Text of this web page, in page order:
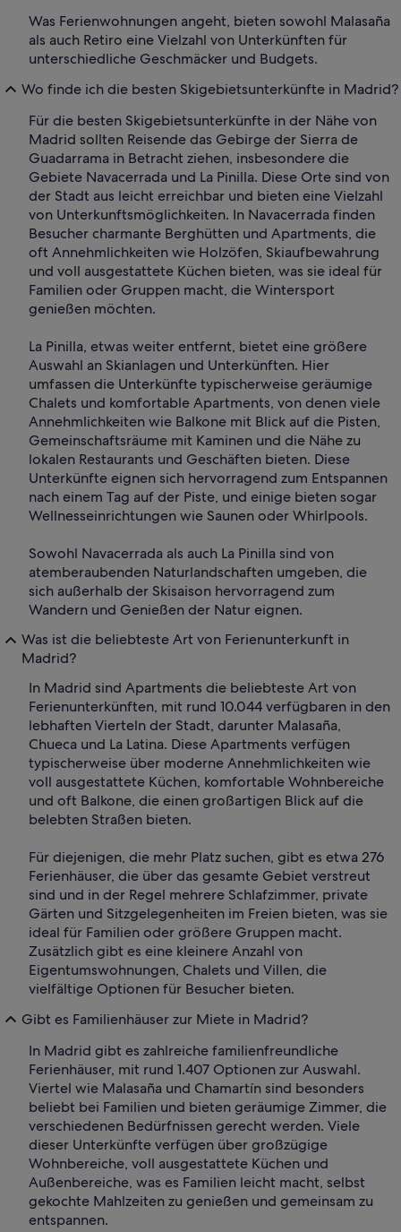
Was Ferienwohnungen angeht, bieten sowohl Malasaña
als auch Retiro eine Vielzahl von Unterkünften für
unterschiedliche Geschmäcker und Budgets.
Wo finde ich die besten Skigebietsunterkünfte in Madrid?
Für die besten Skigebietsunterkünfte in der Nähe von
Madrid sollten Reisende das Gebirge der Sierra de
Guadarrama in Betracht ziehen, insbesondere die
Gebiete Navacerrada und La Pinilla. Diese Orte sind von
der Stadt aus leicht erreichbar und bieten eine Vielzahl
von Unterkunftsmöglichkeiten. In Navacerrada finden
Besucher charmante Berghütten und Apartments, die
oft Annehmlichkeiten wie Holzöfen, Skiaufbewahrung
und voll ausgestattete Küchen bieten, was sie ideal für
Familien oder Gruppen macht, die Wintersport
genießen möchten.
La Pinilla, etwas weiter entfernt, bietet eine größere
Auswahl an Skianlagen und Unterkünften. Hier
umfassen die Unterkünfte typischerweise geräumige
Chalets und komfortable Apartments, von denen viele
Annehmlichkeiten wie Balkone mit Blick auf die Pisten,
Gemeinschaftsräume mit Kaminen und die Nähe zu
lokalen Restaurants und Geschäften bieten. Diese
Unterkünfte eignen sich hervorragend zum Entspannen
nach einem Tag auf der Piste, und einige bieten sogar
Wellnesseinrichtungen wie Saunen oder Whirlpools.
Sowohl Navacerrada als auch La Pinilla sind von
atemberaubenden Naturlandschaften umgeben, die
sich außerhalb der Skisaison hervorragend zum
Wandern und Genießen der Natur eignen.
Was ist die beliebteste Art von Ferienunterkunft in
Madrid?
In Madrid sind Apartments die beliebteste Art von
Ferienunterkünften, mit rund 10.044 verfügbaren in den
lebhaften Vierteln der Stadt, darunter Malasaña,
Chueca und La Latina. Diese Apartments verfügen
typischerweise über moderne Annehmlichkeiten wie
voll ausgestattete Küchen, komfortable Wohnbereiche
und oft Balkone, die einen großartigen Blick auf die
belebten Straßen bieten.
Für diejenigen, die mehr Platz suchen, gibt es etwa 276
Ferienhäuser, die über das gesamte Gebiet verstreut
sind und in der Regel mehrere Schlafzimmer, private
Gärten und Sitzgelegenheiten im Freien bieten, was sie
ideal für Familien oder größere Gruppen macht.
Zusätzlich gibt es eine kleinere Anzahl von
Eigentumswohnungen, Chalets und Villen, die
vielfältige Optionen für Besucher bieten.
Gibt es Familienhäuser zur Miete in Madrid?
In Madrid gibt es zahlreiche familienfreundliche
Ferienhäuser, mit rund 1.407 Optionen zur Auswahl.
Viertel wie Malasaña und Chamartín sind besonders
beliebt bei Familien und bieten geräumige Zimmer, die
verschiedenen Bedürfnissen gerecht werden. Viele
dieser Unterkünfte verfügen über großzügige
Wohnbereiche, voll ausgestattete Küchen und
Außenbereiche, was es Familien leicht macht, selbst
gekochte Mahlzeiten zu genießen und gemeinsam zu
entspannen.